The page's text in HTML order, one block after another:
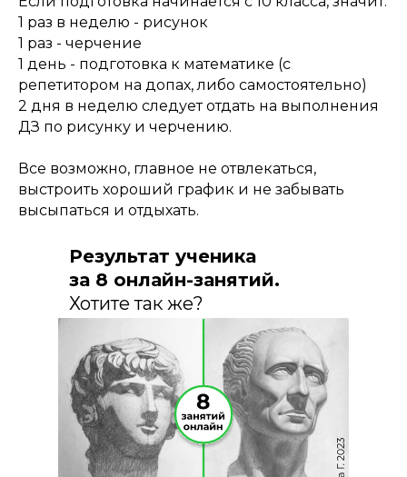
1 раз в неделю - рисунок
1 раз - черчение
1 день - подготовка к математике (с
репетитором на допах, либо самостоятельно)
2 дня в неделю следует отдать на выполнения
ДЗ по рисунку и черчению.
Все возможно, главное не отвлекаться,
выстроить хороший график и не забывать
высыпаться и отдыхать.
Результат ученика
за 8 онлайн-занятий.
Хотите так же?